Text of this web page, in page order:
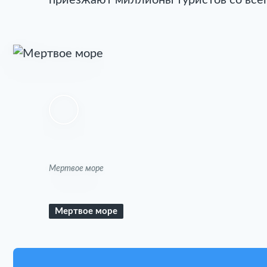
Мертвое море
Мертвое море